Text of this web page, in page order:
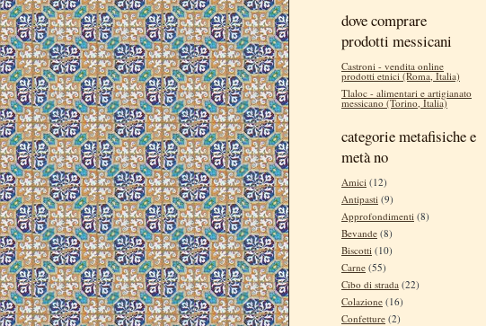
dove comprare
prodotti messicani
Castroni - vendita online
prodotti etnici (Roma, Italia)
Tlaloc - alimentari e artigianato
messicano (Torino, Italia)
categorie metafisiche e
metà no
Amici (12)
Antipasti (9)
Approfondimenti (8)
Bevande (8)
Biscotti (10)
Carne (55)
Cibo di strada (22)
Colazione (16)
Confetture (2)